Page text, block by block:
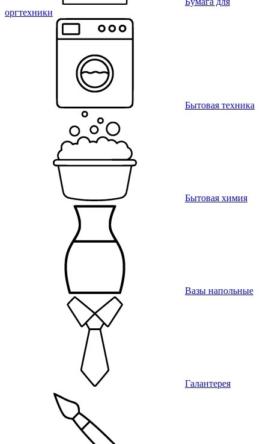
оргтехники
Бытовая техника
Бытовая химия
Вазы напольные
Галантерея